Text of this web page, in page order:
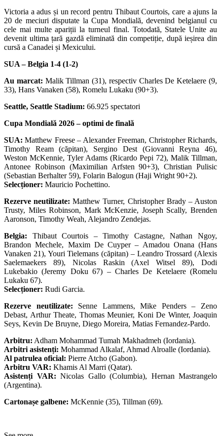
Victoria a adus și un record pentru Thibaut Courtois, care a ajuns la
20 de meciuri disputate la Cupa Mondială, devenind belgianul cu
cele mai multe apariții la turneul final. Totodată, Statele Unite au
devenit ultima țară gazdă eliminată din competiție, după ieșirea din
cursă a Canadei și Mexicului.
SUA – Belgia 1-4 (1-2)
Au marcat: Malik Tillman (31), respectiv Charles De Ketelaere (9,
33), Hans Vanaken (58), Romelu Lukaku (90+3).
Seattle, Seattle Stadium: 66.925 spectatori
Cupa Mondială 2026 – optimi de finală
SUA: Matthew Freese – Alexander Freeman, Christopher Richards,
Timothy Ream (căpitan), Sergino Dest (Giovanni Reyna 46),
Weston McKennie, Tyler Adams (Ricardo Pepi 72), Malik Tillman,
Antonee Robinson (Maximilian Arfsten 90+3), Christian Pulisic
(Sebastian Berhalter 59), Folarin Balogun (Haji Wright 90+2).
Selecționer: Mauricio Pochettino.
Rezerve neutilizate: Matthew Turner, Christopher Brady – Auston
Trusty, Miles Robinson, Mark McKenzie, Joseph Scally, Brenden
Aaronson, Timothy Weah, Alejandro Zendejas.
Belgia: Thibaut Courtois – Timothy Castagne, Nathan Ngoy,
Brandon Mechele, Maxim De Cuyper – Amadou Onana (Hans
Vanaken 21), Youri Tielemans (căpitan) – Leandro Trossard (Alexis
Saelemaekers 89), Nicolas Raskin (Axel Witsel 89), Dodi
Lukebakio (Jeremy Doku 67) – Charles De Ketelaere (Romelu
Lukaku 67).
Selecționer: Rudi Garcia.
Rezerve neutilizate: Senne Lammens, Mike Penders – Zeno
Debast, Arthur Theate, Thomas Meunier, Koni De Winter, Joaquin
Seys, Kevin De Bruyne, Diego Moreira, Matias Fernandez-Pardo.
Arbitru: Adham Mohammad Tumah Makhadmeh (Iordania).
Arbitri asistenți: Mohammad Alkalaf, Ahmad Alroalle (Iordania).
Al patrulea oficial: Pierre Atcho (Gabon).
Arbitru VAR: Khamis Al Marri (Qatar).
Asistenți VAR: Nicolas Gallo (Columbia), Hernan Mastrangelo
(Argentina).
Cartonașe galbene: McKennie (35), Tillman (69).